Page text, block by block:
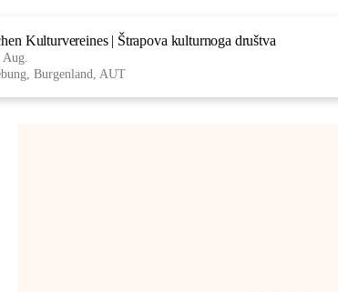
Kulturvereines | Štrapova kulturnoga društva
Aug.
Burgenland, AUT